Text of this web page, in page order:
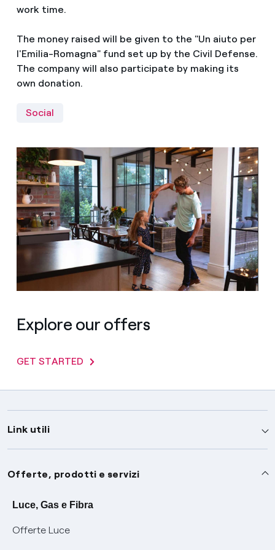
work time.
The money raised will be given to the "Un aiuto per
l'Emilia-Romagna" fund set up by the Civil Defense.
The company will also participate by making its
own donation.
Social
Explore our offers
GET STARTED
Link utili
Assistenza
Avvisi
SOS luce e gas
Servizi
Offerte, prodotti e servizi
Luce, Gas e Fibra
Offerte Luce